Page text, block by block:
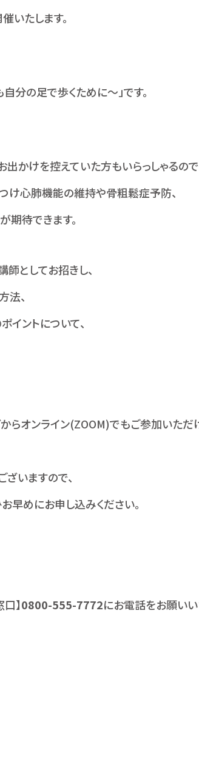
いたします。
分の足で歩くために～」です。
かけを控えていた方もいらっしゃるの
け心肺機能の維持や骨粗鬆症予防、
期待できます。
としてお招きし、
法、
イントについて、
らオンライン(ZOOM)でもご参加いただ
いますので、
早めにお申し込みください。
】0800-555-7772にお電話をお願いい